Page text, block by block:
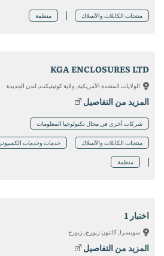
منتجات الكابلات والأسلاك منظمة
KGA ENCLOSURES LTD
الولايات المتحدة الأمريكية, ولاية كونيتيكت, لندن الجديدة
المزيد من التفاصيل
شركات أخرى في مجال تكنولوجيا المعلومات
منتجات الكابلات والأسلاك خدمات وخدمات الكمبيوتر
منظمة
اختبار 1
سويسرا, كانتون زيورخ, زيورخ
المزيد من التفاصيل